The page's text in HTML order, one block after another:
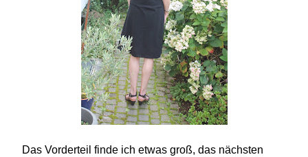
Das Vorderteil finde ich etwas groß, das nächsten